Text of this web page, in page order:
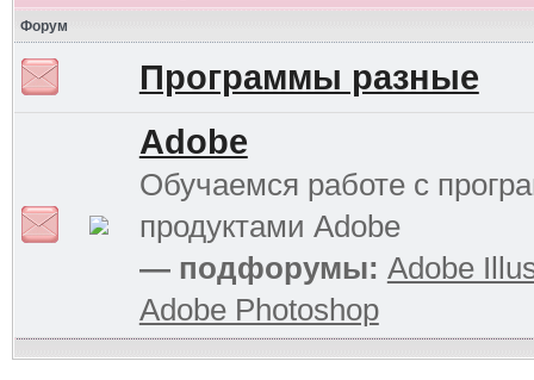
Форум
Программы разные
Adobe
Обучаемся работе с
продуктами Adobe
— подфорумы: Adobe
Adobe Photoshop